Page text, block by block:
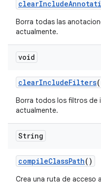
clearInclude
Borra todas las
actualmente.
void
clearIncludeFilters
Borra todos los filtros de
actualmente.
String
compileClassPath()
Crea una ruta de acceso